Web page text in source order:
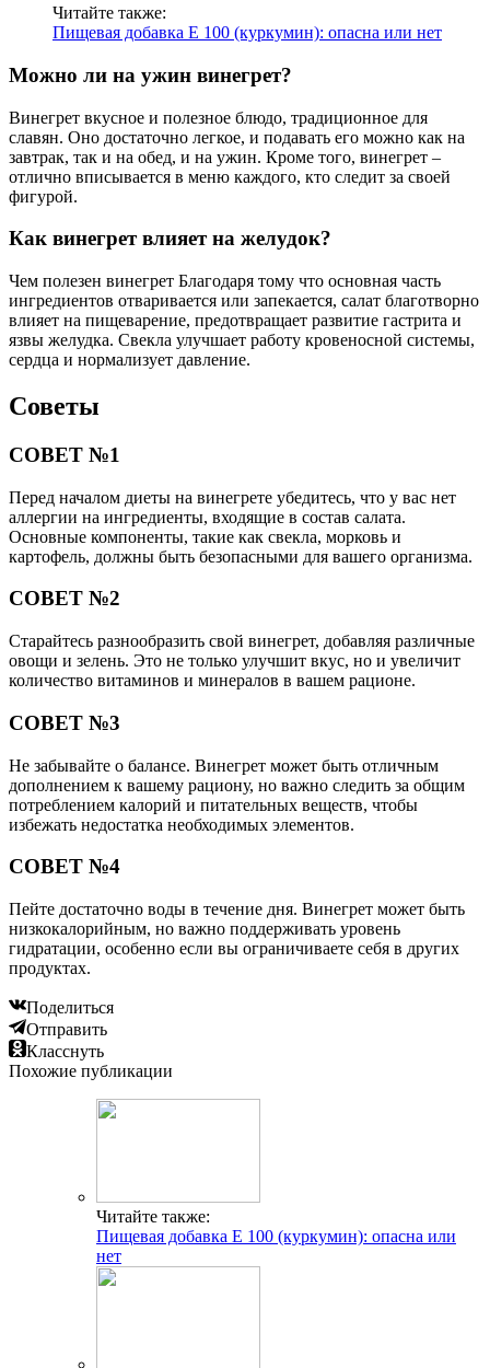
Читайте также:
Пищевая добавка Е 100 (куркумин): опасна или нет
Можно ли на ужин винегрет?
Винегрет вкусное и полезное блюдо, традиционное для
славян. Оно достаточно легкое, и подавать его можно как на
завтрак, так и на обед, и на ужин. Кроме того, винегрет –
отлично вписывается в меню каждого, кто следит за своей
фигурой.
Как винегрет влияет на желудок?
Чем полезен винегрет Благодаря тому что основная часть
ингредиентов отваривается или запекается, салат благотворно
влияет на пищеварение, предотвращает развитие гастрита и
язвы желудка. Свекла улучшает работу кровеносной системы,
сердца и нормализует давление.
Советы
СОВЕТ №1
Перед началом диеты на винегрете убедитесь, что у вас нет
аллергии на ингредиенты, входящие в состав салата.
Основные компоненты, такие как свекла, морковь и
картофель, должны быть безопасными для вашего организма.
СОВЕТ №2
Старайтесь разнообразить свой винегрет, добавляя различные
овощи и зелень. Это не только улучшит вкус, но и увеличит
количество витаминов и минералов в вашем рационе.
СОВЕТ №3
Не забывайте о балансе. Винегрет может быть отличным
дополнением к вашему рациону, но важно следить за общим
потреблением калорий и питательных веществ, чтобы
избежать недостатка необходимых элементов.
СОВЕТ №4
Пейте достаточно воды в течение дня. Винегрет может быть
низкокалорийным, но важно поддерживать уровень
гидратации, особенно если вы ограничиваете себя в других
продуктах.
Поделиться
Отправить
Класснуть
Похожие публикации
Читайте также:
Пищевая добавка Е 100 (куркумин): опасна или
нет